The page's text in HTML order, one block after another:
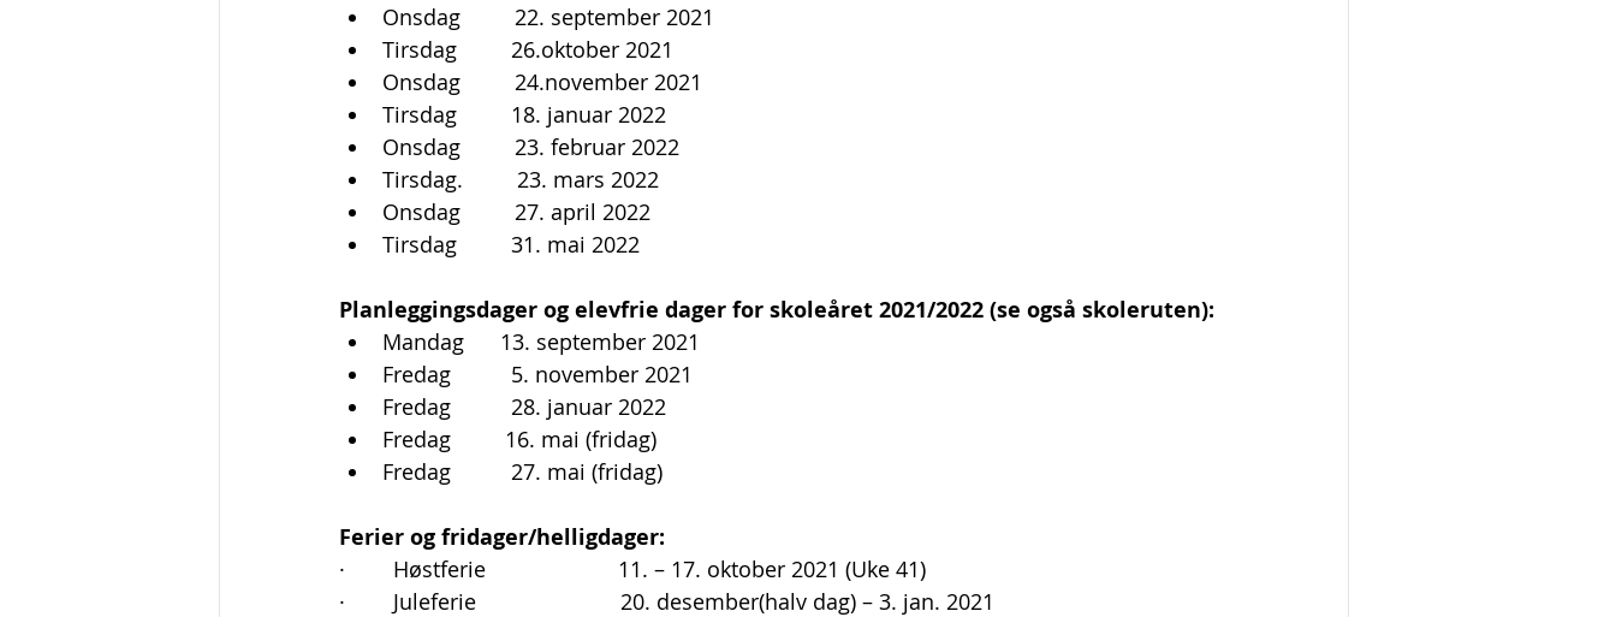
Onsdag         22. september 2021
Tirsdag         26.oktober 2021
Onsdag         24.november 2021
Tirsdag         18. januar 2022
Onsdag         23. februar 2022
Tirsdag.         23. mars 2022
Onsdag         27. april 2022
Tirsdag         31. mai 2022
Planleggingsdager og elevfrie dager for skoleåret 2021/2022 (se også skoleruten):
Mandag      13. september 2021
Fredag          5. november 2021
Fredag          28. januar 2022
Fredag         16. mai (fridag)
Fredag          27. mai (fridag)
Ferier og fridager/helligdager:
·        Høstferie                      11. – 17. oktober 2021 (Uke 41)
·        Juleferie                        20. desember(halv dag) – 3. jan. 2021